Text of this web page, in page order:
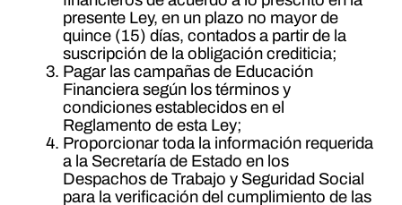
presente Ley, en un plazo no mayor de
quince (15) días, contados a partir de la
suscripción de la obligación crediticia;
Pagar las campañas de Educación
Financiera según los términos y
condiciones establecidos en el
Reglamento de esta Ley;
Proporcionar toda la información requerida
a la Secretaría de Estado en los
Despachos de Trabajo y Seguridad Social
para la verificación del cumplimiento de las